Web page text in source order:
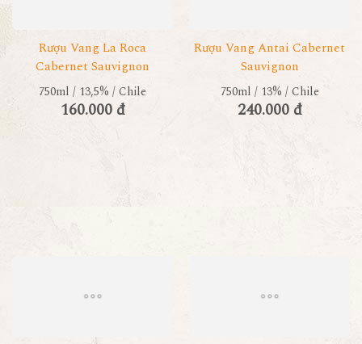
Rượu Vang La Roca
Cabernet Sauvignon
750ml / 13,5% / Chile
160.000 đ
Rượu Vang Antai Cabernet
Sauvignon
750ml / 13% / Chile
240.000 đ